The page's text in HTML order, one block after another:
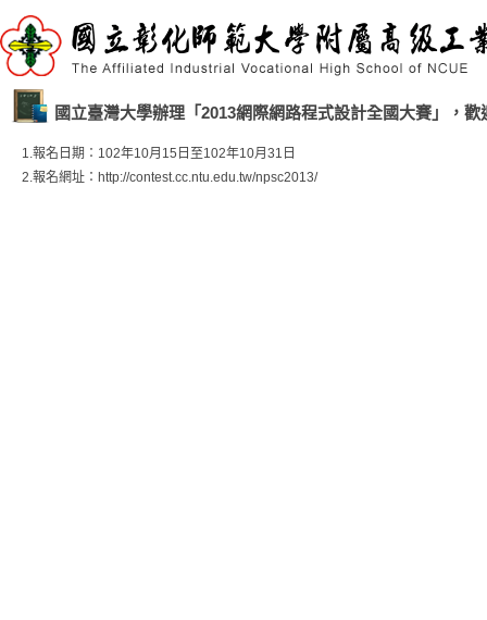
國立臺灣大學辦理「2013網際網路程式設計全國大賽」，歡
1.報名日期：102年10月15日至102年10月31日
2.報名網址：http://contest.cc.ntu.edu.tw/npsc2013/